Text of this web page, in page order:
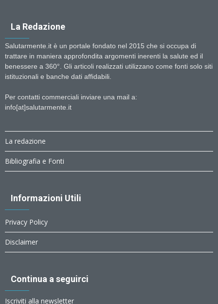
La Redazione
Salutarmente.it è un portale fondato nel 2015 che si occupa di
trattare in maniera approfondita argomenti inerenti la salute ed il
benessere a 360°. Gli articoli realizzati utilizzano come fonti solo siti
istituzionali e banche dati affidabili.
Per contatti commerciali inviare una mail a:
info[at]salutarmente.it
La redazione
Bibliografia e Fonti
Informazioni Utili
Privacy Policy
Disclaimer
Continua a seguirci
Iscriviti alla newsletter